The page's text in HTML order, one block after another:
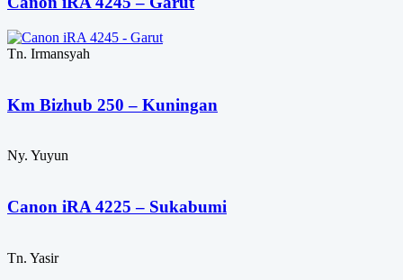
Tn. Irmansyah
Km Bizhub 250 – Kuningan
Ny. Yuyun
Canon iRA 4225 – Sukabumi
Tn. Yasir